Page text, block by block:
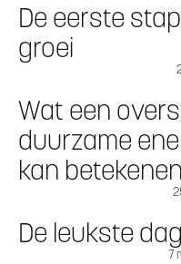
De eerste
groei
Wat een
duurzame
kan betekenen
De leukste
7